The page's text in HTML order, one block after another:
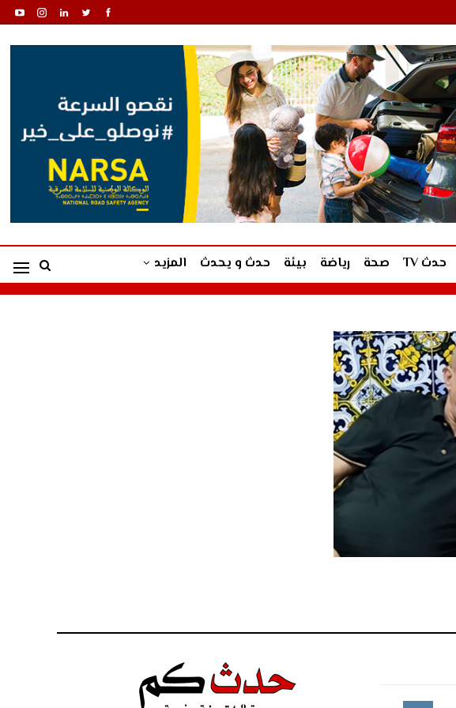
حدث TV صحة رياضة بيئة حدث و يحدث المزيد